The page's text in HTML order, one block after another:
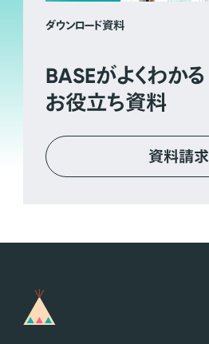
ダウンロード資料
BASEがよくわかる
お役立ち資料
資料請求